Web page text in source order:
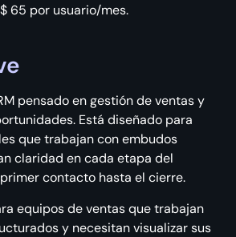
65 por usuario/mes.
pensado en gestión de ventas y
Está diseñado para
que trabajan con embudos
claridad en cada etapa del
contacto hasta el cierre.
equipos de ventas que trabajan
y necesitan visualizar sus